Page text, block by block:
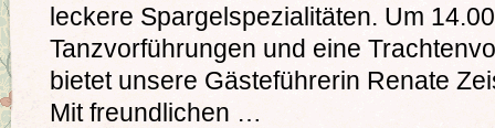
leckere Spargelspezialitäten. Um
Tanzvorführungen und eine
bietet unsere Gästeführerin Renate
Mit freundlichen …